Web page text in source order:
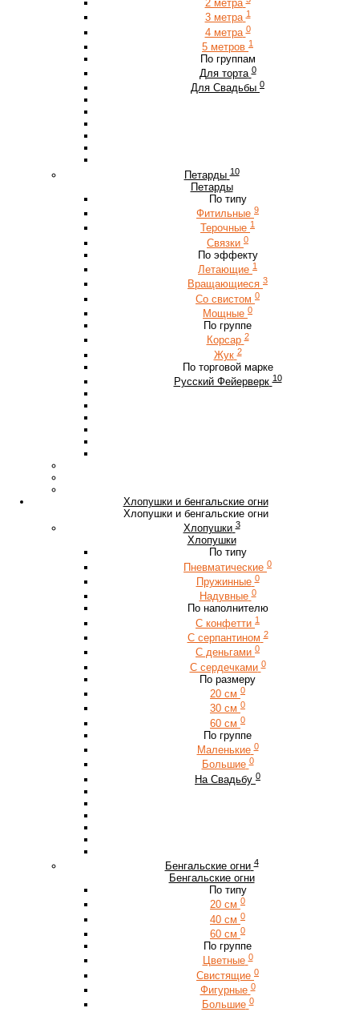
2 метра
3 метра 1
4 метра 0
5 метров 1
По группам
Для торта 0
Для Свадьбы 0
Петарды 10
Петарды
По типу
Фитильные 9
Терочные 1
Связки 0
По эффекту
Летающие 1
Вращающиеся 3
Со свистом 0
Мощные 0
По группе
Корсар 2
Жук 2
По торговой марке
Русский Фейерверк 10
Хлопушки и бенгальские огни
Хлопушки и бенгальские огни
Хлопушки 3
Хлопушки
По типу
Пневматические 0
Пружинные 0
Надувные 0
По наполнителю
С конфетти 1
С серпантином 2
С деньгами 0
С сердечками 0
По размеру
20 см 0
30 см 0
60 см 0
По группе
Маленькие 0
Большие 0
На Свадьбу 0
Бенгальские огни 4
Бенгальские огни
По типу
20 см 0
40 см 0
60 см 0
По группе
Цветные 0
Свистящие 0
Фигурные 0
Большие 0